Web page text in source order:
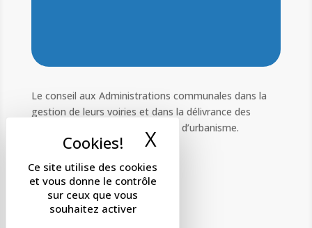
Ce site utilise des cookies
et vous donne le contrôle
sur ceux que vous
souhaitez activer
X Masquer le
Le conseil aux Administrations communales dans la
gestion de leurs voiries et dans la délivrance des
autorisations de voirie et permis d’urbanisme.